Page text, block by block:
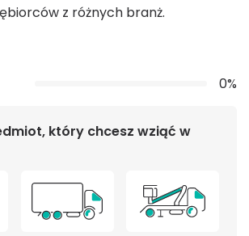
z różnych branż.
0%
który chcesz wziąć w